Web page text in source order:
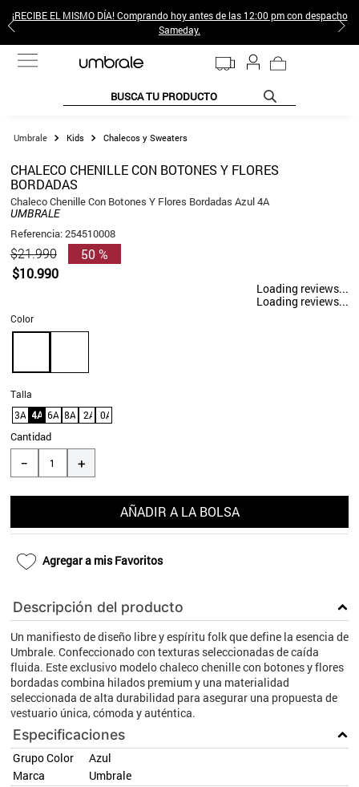
¡RECIBE EL MISMO DÍA! Comprando hoy antes de las 12:00 pm con despacho
Sameday.
BUSCA TU PRODUCTO
Kids Chalecos y Sweaters
CHALECO CHENILLE CON BOTONES Y FLORES
BORDADAS
Chaleco Chenille Con Botones Y Flores Bordadas Azul 4A
UMBRALE
Referencia:254510008
$21.990
$10.990
50 %
Loading reviews...
Loading reviews...
Talla
3A 4A 6A 8A 12A 10A
Color
Cantidad
＋
－
AÑADIR A LA BOLSA
Agregar a mis Favoritos
Descripción del producto
Un manifiesto de diseño libre y espíritu folk que define la esencia de
Umbrale. Confeccionado con texturas seleccionadas de caída
fluida. Este exclusivo modelo chaleco chenille con botones y flores
bordadas combina hilados premium y una materialidad
seleccionada de alta durabilidad para asegurar una propuesta de
vestuario única, cómoda y auténtica.
Especificaciones
Grupo Color
Azul
Marca
Umbrale
TÉRMINOS MÁS BUSCADOS
2.
sweter
3.
4.
gamulan
5.
botas
10. blanco